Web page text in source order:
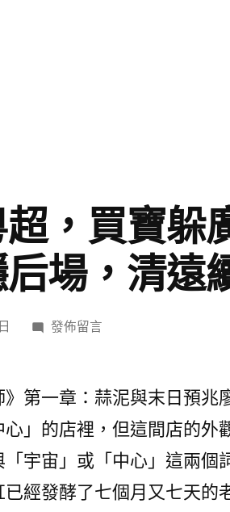
超，買寶
場，清遠
在
競
粵
超，
買
寶
發佈留言
》第一章：蒜泥與末日預兆
」的店裡，但這間店的外
宇宙」或「中心」這兩個
已經發酵了七個月又七天的